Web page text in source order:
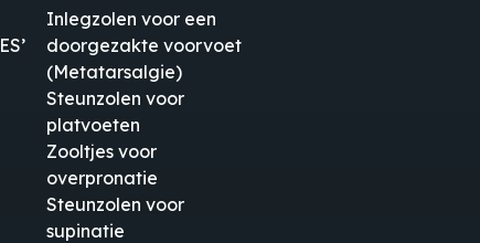
Inlegzolen voor een
doorgezakte voorvoet
(Metatarsalgie)
Steunzolen voor
platvoeten
Zooltjes voor
overpronatie
Steunzolen voor
supinatie